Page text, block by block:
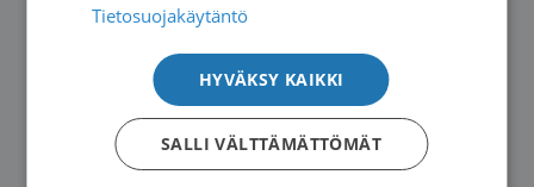
Potilasopasvalikoima päivittyy
Tietosuojakäytäntö
HYVÄKSY KAIKKI
SALLI VÄLTTÄMÄTTÖMÄT